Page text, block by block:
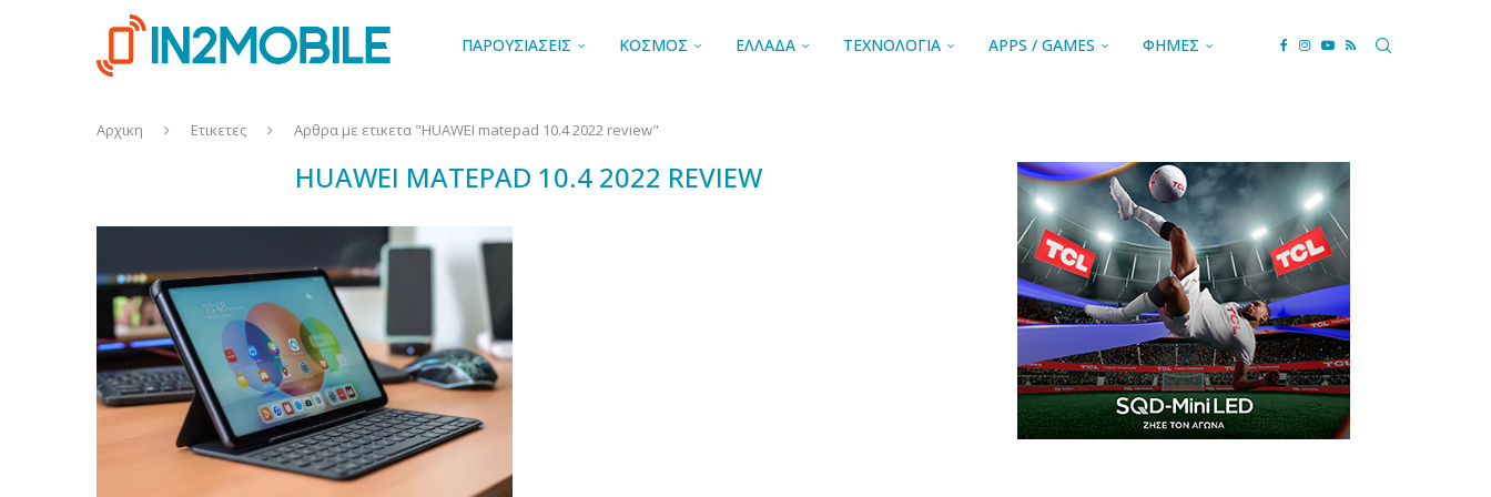
ΠΑΡΟΥΣΙΑΣΕΙΣ ΚΟΣΜΟΣ ΕΛΛΑΔΑ ΤΕΧΝΟΛΟΓΙΑ APPS / GAMES ΦΗΜΕΣ
Αρχικη Ετικετες Αρθρα με ετικετα "HUAWEI matepad 10.4 2022 review"
HUAWEI MATEPAD 10.4 2022 REVIEW